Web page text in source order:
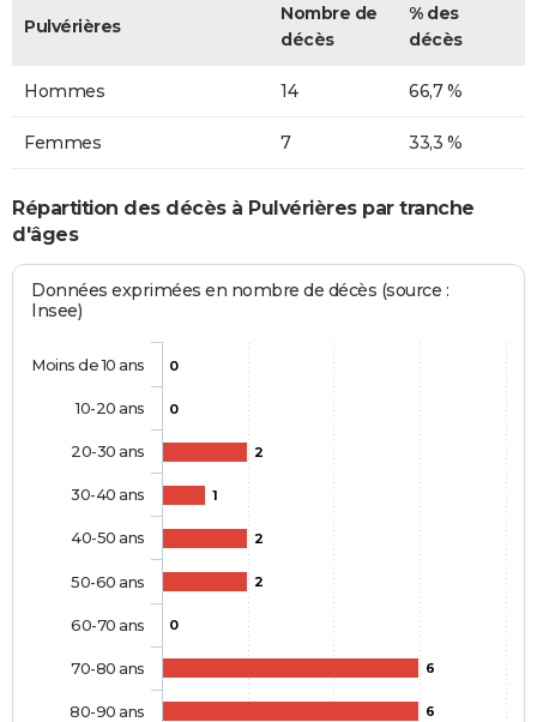
Pulvérières
Nombre de
décès
% des
décès
Hommes 14 66,7 %
Femmes 7 33,3 %
Répartition des décès à Pulvérières par tranche
d'âges
Données exprimées en nombre de décès (source :
Insee)
0
0
2
1
2
2
0
6
6
Moins de 10 ans
10-20 ans
20-30 ans
30-40 ans
40-50 ans
50-60 ans
60-70 ans
70-80 ans
80-90 ans